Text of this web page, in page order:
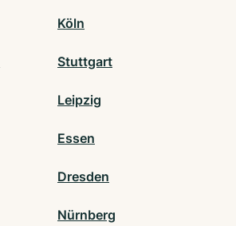
Köln
Stuttgart
Leipzig
Essen
Dresden
Nürnberg